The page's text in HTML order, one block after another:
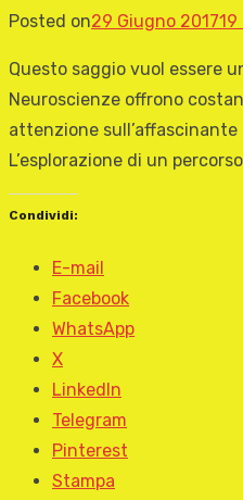
Posted on29 Giugno 201719
Questo saggio vuol essere
Neuroscienze offrono
attenzione
L’esplorazione di un
Condividi:
E-mail
Facebook
WhatsApp
X
LinkedIn
Telegram
Pinterest
Stampa